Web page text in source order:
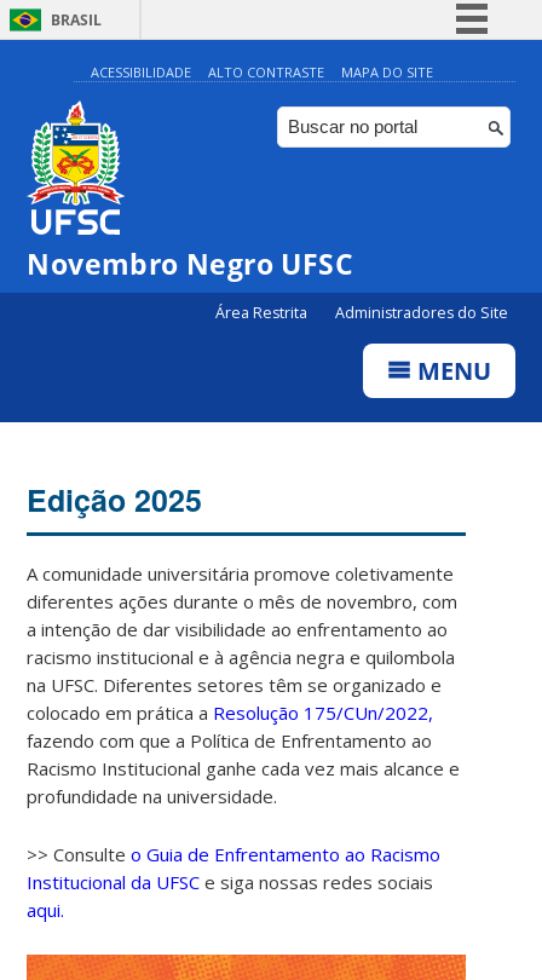
BRASIL
Simplifique!
Comunica BR
Participe
ACESSIBILIDADE ALTO CONTRASTE MAPA DO SITE
Novembro Negro UFSC
Área Restrita Administradores do Site
MENU
Edição 2025
A comunidade universitária promove coletivamente
diferentes ações durante o mês de novembro, com
a intenção de dar visibilidade ao enfrentamento ao
racismo institucional e à agência negra e quilombola
na UFSC. Diferentes setores têm se organizado e
colocado em prática a Resolução 175/CUn/2022,
fazendo com que a Política de Enfrentamento ao
Racismo Institucional ganhe cada vez mais alcance e
profundidade na universidade.
>> Consulteo Guia de Enfrentamento ao Racismo
Institucional da UFSC e siga nossas redes sociais
aqui.